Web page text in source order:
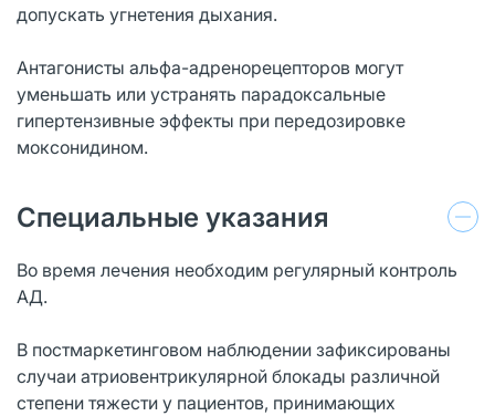
допускать угнетения дыхания.
Антагонисты альфа-адренорецепторов могут
уменьшать или устранять парадоксальные
гипертензивные эффекты при передозировке
моксонидином.
Специальные указания
Во время лечения необходим регулярный контроль
АД.
В постмаркетинговом наблюдении зафиксированы
случаи атриовентрикулярной блокады различной
степени тяжести у пациентов, принимающих